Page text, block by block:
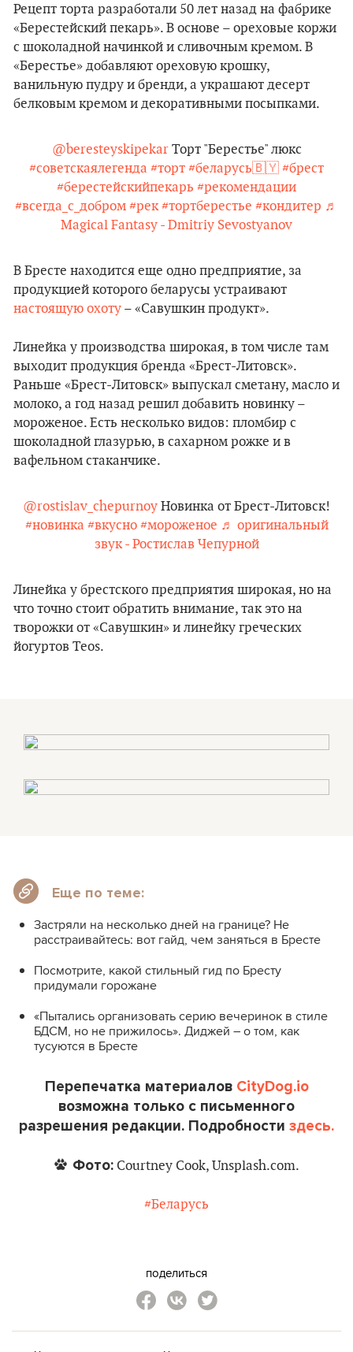
Рецепт торта разработали 50 лет назад на фабрике
«Берестейский пекарь». В основе – ореховые коржи
с шоколадной начинкой и сливочным кремом. В
«Берестье» добавляют ореховую крошку,
ванильную пудру и бренди, а украшают десерт
белковым кремом и декоративными посыпками.
@beresteyskipekarТорт "Берестье" люкс
#советскаялегенда #торт #беларусь🇧🇾 #брест
#берестейскийпекарь #рекомендации
#всегда_с_добром #рек #тортберестье #кондитер ♬
Magical Fantasy - Dmitriy Sevostyanov
В Бресте находится еще одно предприятие, за
продукцией которого беларусы устраивают
настоящую охоту – «Савушкин продукт».
Линейка у производства широкая, в том числе там
выходит продукция бренда «Брест-Литовск».
Раньше «Брест-Литовск» выпускал сметану, масло и
молоко, а год назад решил добавить новинку –
мороженое. Есть несколько видов: пломбир с
шоколадной глазурью, в сахарном рожке и в
вафельном стаканчике.
@rostislav_chepurnoy Новинка от Брест-Литовск!
#новинка #вкусно #мороженое ♬ оригинальный
звук - Ростислав Чепурной
Линейка у брестского предприятия широкая, но на
что точно стоит обратить внимание, так это на
творожки от «Савушкин» и линейку греческих
йогуртов Teos.
Еще по теме:
Застряли на несколько дней на границе? Не
расстраивайтесь: вот гайд, чем заняться в Бресте
Посмотрите, какой стильный гид по Бресту
придумали горожане
«Пытались организовать серию вечеринок в стиле
БДСМ, но не прижилось». Диджей – о том, как
тусуются в Бресте
Перепечатка материалов CityDog.io
возможна только с письменного
разрешения редакции. Подробности здесь.
Фото:Courtney Cook, Unsplash.com.
#Беларусь
поделиться